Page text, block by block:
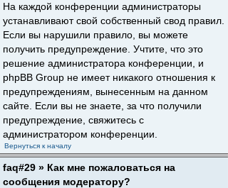
На каждой конференции администраторы
устанавливают свой собственный свод правил.
Если вы нарушили правило, вы можете
получить предупреждение. Учтите, что это
решение администратора конференции, и
phpBB Group не имеет никакого отношения к
предупреждениям, вынесенным на данном
сайте. Если вы не знаете, за что получили
предупреждение, свяжитесь с
администратором конференции.
Вернуться к началу
faq#29 » Как мне пожаловаться на
сообщения модератору?